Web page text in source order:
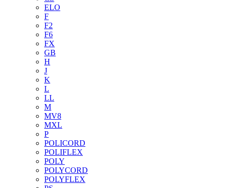
ELO
F
F2
F6
FX
GB
H
J
K
L
LL
M
MV8
MXL
P
POLICORD
POLIFLEX
POLY
POLYCORD
POLYFLEX